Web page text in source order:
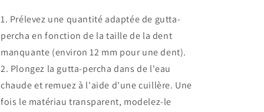
Prélevez une quantité adaptée de gutta-
percha en fonction de la taille de la dent
manquante (environ 12 mm pour une dent).
Plongez la gutta-percha dans de l'eau
chaude et remuez à l'aide d'une cuillère. Une
fois le matériau transparent, modelez-le